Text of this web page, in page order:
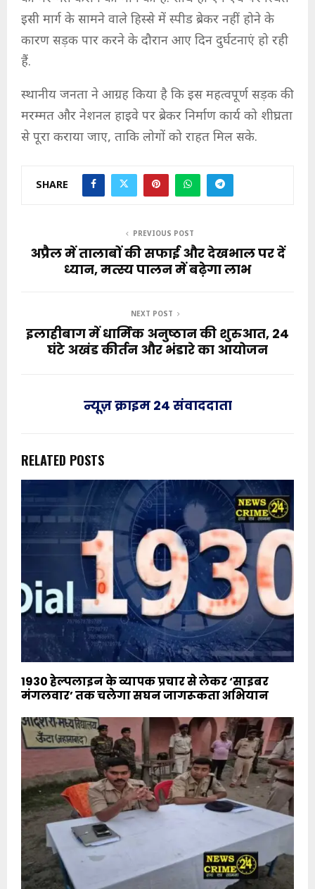
इसी मार्ग के सामने वाले हिस्से में स्पीड ब्रेकर नहीं होने के
कारण सड़क पार करने के दौरान आए दिन दुर्घटनाएं हो रही
हैं.
स्थानीय जनता ने आग्रह किया है कि इस महत्वपूर्ण सड़क की
मरम्मत और नेशनल हाइवे पर ब्रेकर निर्माण कार्य को शीघ्रता
से पूरा कराया जाए, ताकि लोगों को राहत मिल सके.
SHARE
PREVIOUS POST
अप्रैल में तालाबों की सफाई और देखभाल पर दें
ध्यान, मत्स्य पालन में बढ़ेगा लाभ
NEXT POST
इलाहीबाग में धार्मिक अनुष्ठान की शुरुआत, 24
घंटे अखंड कीर्तन और भंडारे का आयोजन
न्यूज़ क्राइम 24 संवाददाता
RELATED POSTS
1930 हेल्पलाइन के व्यापक प्रचार से लेकर ‘साइबर
मंगलवार’ तक चलेगा सघन जागरूकता अभियान